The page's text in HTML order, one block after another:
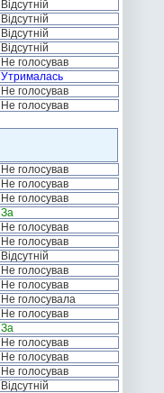
Відсутній
Відсутній
Відсутній
Відсутній
Не голосував
Утрималась
Не голосував
Не голосував
Не голосував
Не голосував
Не голосував
За
Не голосував
Не голосував
Відсутній
Не голосував
Не голосував
Не голосувала
Не голосував
За
Не голосував
Не голосував
Не голосував
Відсутній